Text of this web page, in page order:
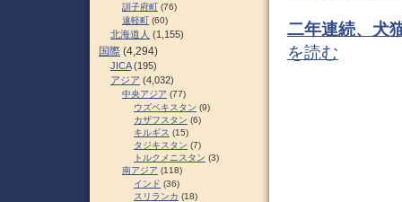
二年連続、犬
を読む
訓子府町 (76)
遠軽町 (60)
北海道人 (1,155)
国際 (4,294)
JICA(195)
アジア (4,032)
中央アジア (77)
ウズベキスタン (9)
カザフスタン (6)
キルギス (15)
タジキスタン (7)
トルクメニスタン (3)
南アジア (118)
インド (36)
スリランカ (18)